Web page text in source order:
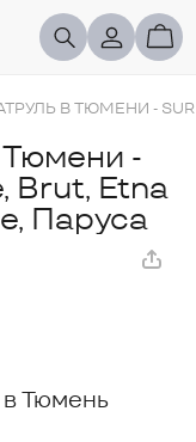
В ТЮМЕНИ - SURF
-
Brut, Etna
Паруса
Тюмень